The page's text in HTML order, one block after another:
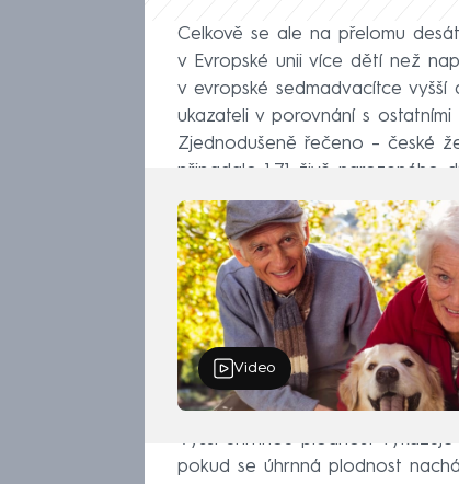
Celkově se ale na přelomu
v Evropské unii více dětí než
v evropské sedmadvacítce
ukazateli v porovnání s
Zjednodušeně řečeno –⁠ české
připadalo 1,71 živě narozeného
Video
Vyšší úhrnnou plodnost
pokud se úhrnná plodnost